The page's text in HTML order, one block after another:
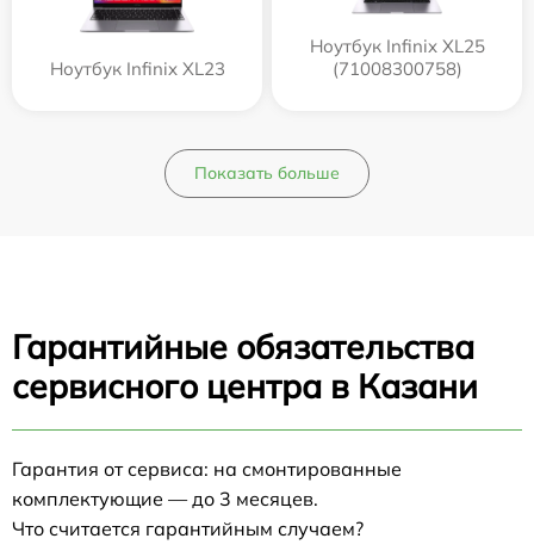
Ноутбук Infinix XL23
Ноутбук Infinix XL25
(71008300758)
Показать больше
Гарантийные обязательства
сервисного центра в Казани
Гарантия от сервиса: на смонтированные
комплектующие — до 3 месяцев.
Что считается гарантийным случаем?